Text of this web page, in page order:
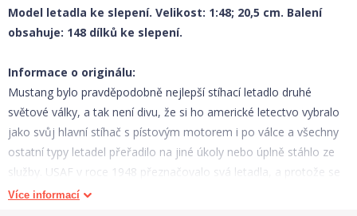
Model letadla ke slepení. Velikost: 1:48; 20,5 cm. Balení
obsahuje: 148 dílků ke slepení.
Informace o originálu:
Mustang bylo pravděpodobně nejlepší stíhací letadlo druhé
světové války, a tak není divu, že si ho americké letectvo vybralo
jako svůj hlavní stíhač s pístovým motorem i po válce a všechny
ostatní typy letadel přeřadilo na jiné úkoly nebo úplně stáhlo ze
služby. USAF v roce 1948 přeznačovalo svá letadla, a protože se
P jako Pursuit (pronásledování) změnilo na F jako Fighter (bojové
Více informací